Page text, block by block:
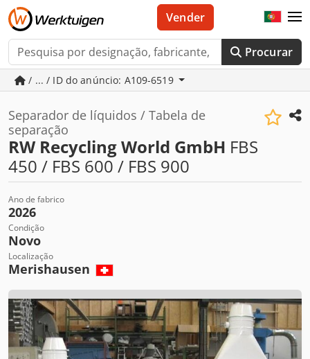
Procurar
Vender
/ ... / ID do anúncio: A109-6519
Separador de líquidos / Tabela de
separação
RW Recycling World GmbH FBS
450 / FBS 600 / FBS 900
Ano de fabrico
2026
Condição
Novo
Localização
Merishausen